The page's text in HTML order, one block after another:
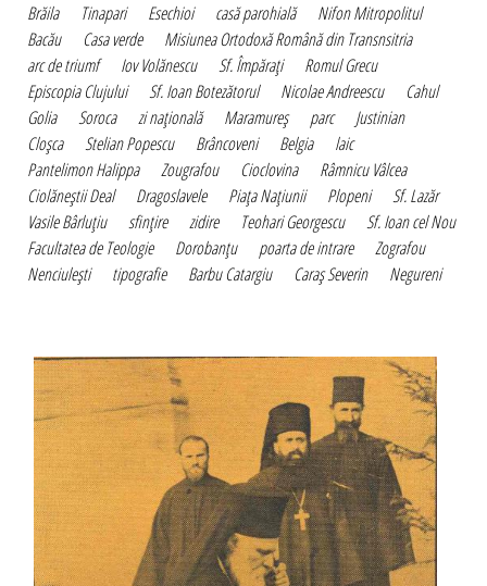
Brăila Tinapari Esechioi casă parohială
Nifon Mitropolitul
Bacău
Casa verde
Misiunea Ortodoxă Română din Transnsitria
arc de triumf
Iov Volănescu Sf. Împăraţi
Romul Grecu
Episcopia Clujului
Sf. Ioan Botezătorul Nicolae Andreescu
Cahul
Golia
Soroca zi naţională Maramureş parc
Justinian
Cloşca
Stelian Popescu Brâncoveni Belgia
laic
Pantelimon Halippa
Zougrafou Cioclovina
Râmnicu Vâlcea
Ciolăneştii Deal
Dragoslavele Piaţa Naţiunii Plopeni
Sf. Lazăr
Vasile Bârluţiu
sfinţire zidire Teohari Georgescu
Sf. Ioan cel Nou
Facultatea de Teologie
Dorobanţu poarta de intrare
Zografou
Nenciuleşti
tipografie Barbu Catargiu Caraş Severin Negureni